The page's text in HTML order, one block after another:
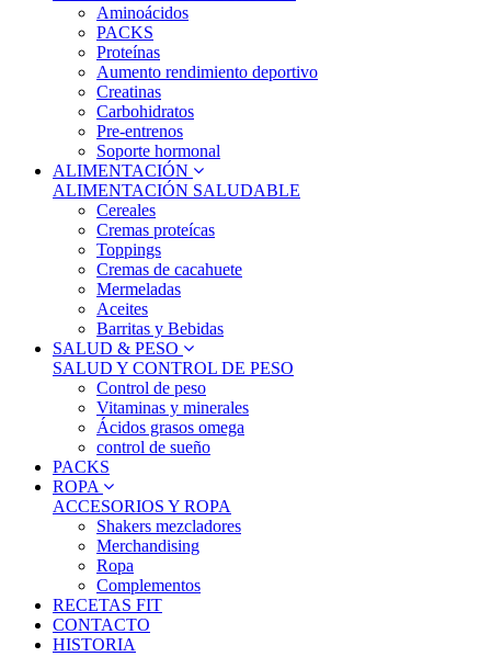
Aminoácidos
PACKS
Proteínas
Aumento rendimiento deportivo
Creatinas
Carbohidratos
Pre-entrenos
Soporte hormonal
ALIMENTACIÓN
ALIMENTACIÓN SALUDABLE
Cereales
Cremas proteícas
Toppings
Cremas de cacahuete
Mermeladas
Aceites
Barritas y Bebidas
SALUD & PESO
SALUD Y CONTROL DE PESO
Control de peso
Vitaminas y minerales
Ácidos grasos omega
control de sueño
PACKS
ROPA
ACCESORIOS Y ROPA
Shakers mezcladores
Merchandising
Ropa
Complementos
RECETAS FIT
CONTACTO
HISTORIA